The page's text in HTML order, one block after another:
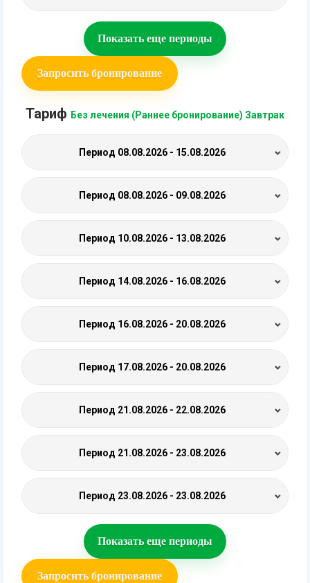
Показать еще периоды
Запросить бронирование
Тариф Без лечения (Раннее бронирование) Завтрак
Период 08.08.2026 - 15.08.2026
Период 08.08.2026 - 09.08.2026
Период 10.08.2026 - 13.08.2026
Период 14.08.2026 - 16.08.2026
Период 16.08.2026 - 20.08.2026
Период 17.08.2026 - 20.08.2026
Период 21.08.2026 - 22.08.2026
Период 21.08.2026 - 23.08.2026
Период 23.08.2026 - 23.08.2026
Показать еще периоды
Запросить бронирование